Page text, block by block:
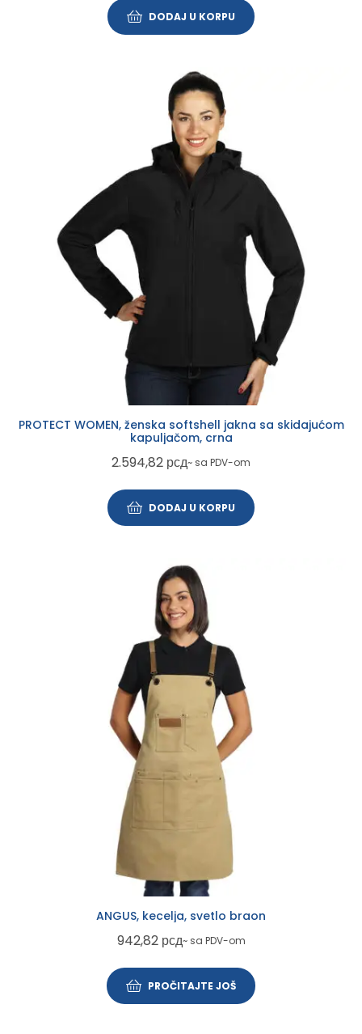
DODAJ U KORPU
PROTECT WOMEN, ženska softshell jakna sa skidajućom
kapuljačom, crna
2.594,82 рсд~ sa PDV-om
DODAJ U KORPU
ANGUS, kecelja, svetlo braon
942,82 рсд~ sa PDV-om
PROČITAJTE JOŠ